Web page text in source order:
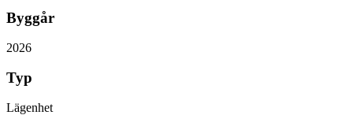
Byggår
2026
Typ
Lägenhet